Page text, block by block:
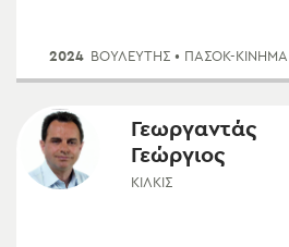
2024 ΒΟΥΛΕΥΤΗΣ • ΠΑΣΟΚ-
Γεωργαντάς
Γεώργιος
ΚΙΛΚΊΣ